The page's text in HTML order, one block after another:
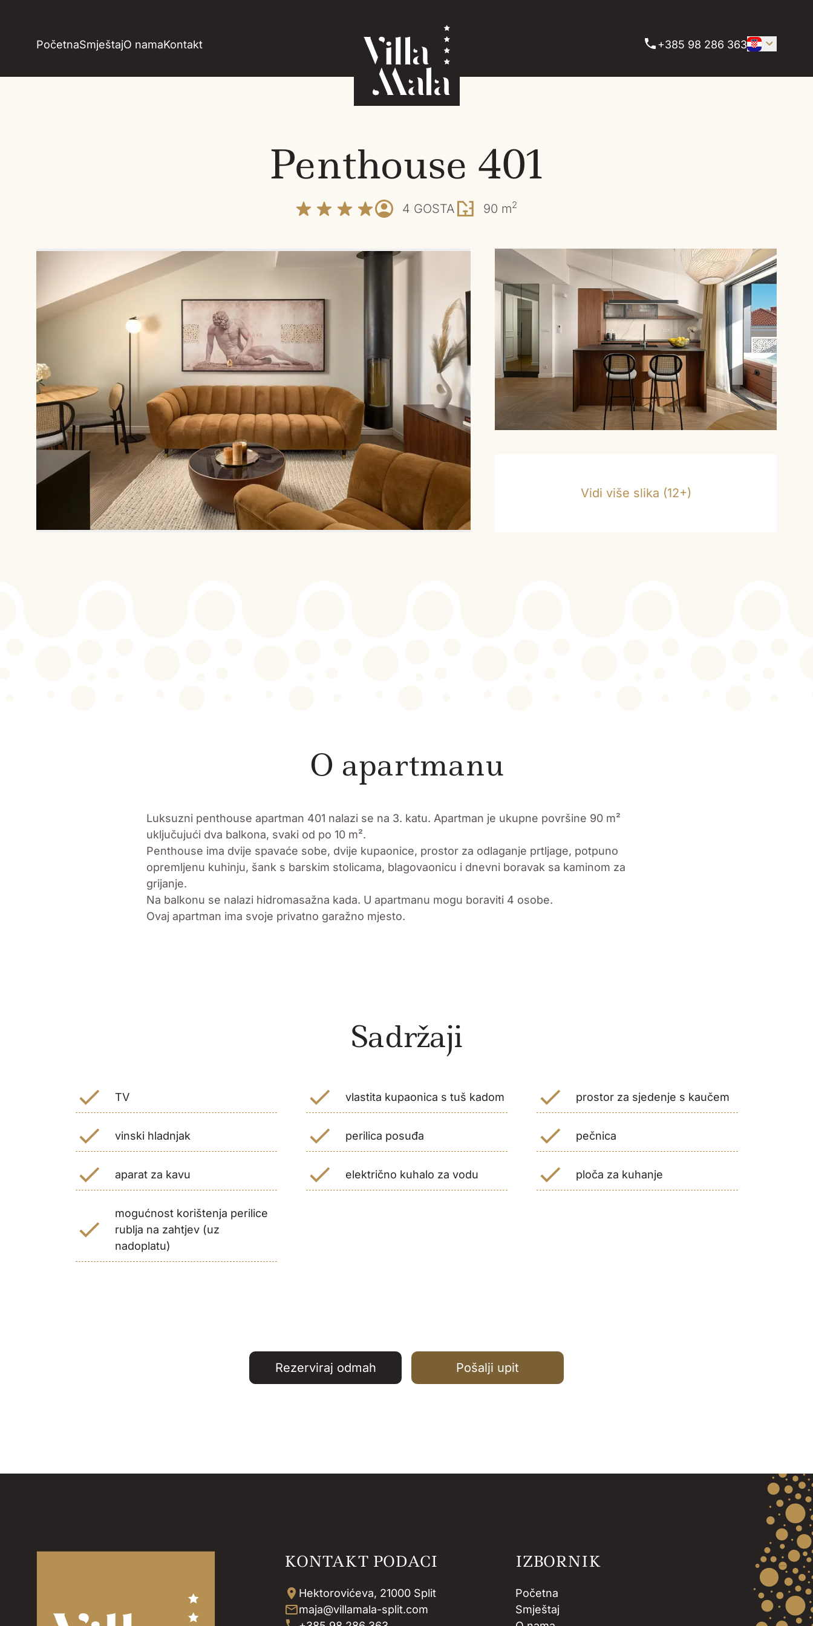
PočetnaSmještajO namaKontakt +385 98 286 363
Penthouse 401
4 GOSTA 90 m2
Vidi više slika (12+)
O apartmanu
Luksuzni penthouse apartman 401 nalazi se na 3. katu. Apartman je ukupne površine 90 m²
uključujući dva balkona, svaki od po 10 m².
Penthouse ima dvije spavaće sobe, dvije kupaonice, prostor za odlaganje prtljage, potpuno
opremljenu kuhinju, šank s barskim stolicama, blagovaonicu i dnevni boravak sa kaminom za
grijanje.
Na balkonu se nalazi hidromasažna kada. U apartmanu mogu boraviti 4 osobe.
Ovaj apartman ima svoje privatno garažno mjesto.
Sadržaji
TV vlastita kupaonica s tuš kadom prostor za sjedenje s kaučem
vinski hladnjak perilica posuđa pečnica
aparat za kavu električno kuhalo za vodu ploča za kuhanje
mogućnost korištenja perilice
rublja na zahtjev (uz
nadoplatu)
Rezerviraj odmah Pošalji upit
KONTAKT PODACI
Hektorovićeva, 21000 Split
maja@villamala-split.com
IZBORNIK
Početna
Smještaj